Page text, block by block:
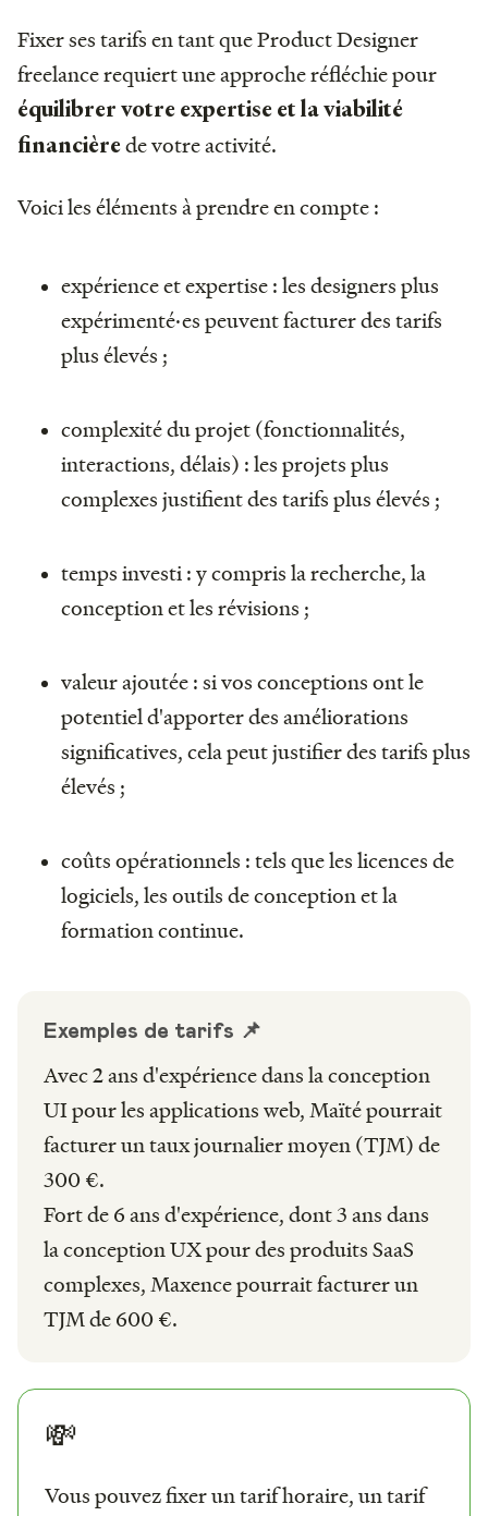
Fixer ses tarifs en tant que Product Designer
freelance requiert une approche réfléchie pour
équilibrer votre expertise et la viabilité
financièrede votre activité.
Voici les éléments à prendre en compte :
expérience et expertise : les designers plus
expérimenté·es peuvent facturer des tarifs
plus élevés ;
complexité du projet (fonctionnalités,
interactions, délais) : les projets plus
complexes justifient des tarifs plus élevés ;
temps investi : y compris la recherche, la
conception et les révisions ;
valeur ajoutée : si vos conceptions ont le
potentiel d'apporter des améliorations
significatives, cela peut justifier des tarifs plus
élevés ;
coûts opérationnels : tels que les licences de
logiciels, les outils de conception et la
formation continue.
Exemples de tarifs 📌
Avec 2 ans d'expérience dans la conception
UI pour les applications web, Maïté pourrait
facturer un taux journalier moyen (TJM) de
300 €.
Fort de 6 ans d'expérience, dont 3 ans dans
la conception UX pour des produits SaaS
complexes, Maxence pourrait facturer un
TJM de 600 €.
💸
Vous pouvez fixer un tarif horaire, un tarif